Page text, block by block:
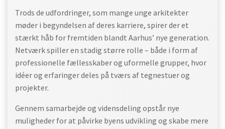
Trods de udfordringer, som mange unge arkitekter
møder i begyndelsen af deres karriere, spirer der et
stærkt håb for fremtiden blandt Aarhus’ nye generation.
Netværk spiller en stadig større rolle – både i form af
professionelle fællesskaber og uformelle grupper, hvor
idéer og erfaringer deles på tværs af tegnestuer og
projekter.
Gennem samarbejde og vidensdeling opstår nye
muligheder for at påvirke byens udvikling og skabe mere